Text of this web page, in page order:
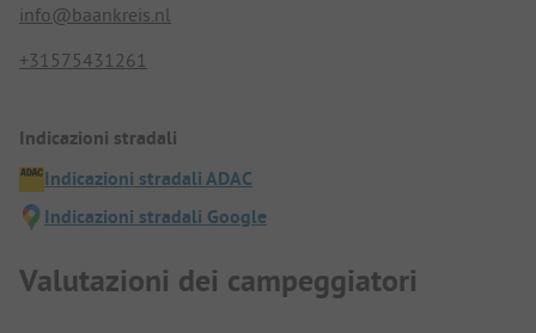
info@baankreis.nl
+31575431261
Indicazioni stradali
Indicazioni stradali ADAC
Indicazioni stradali Google
Valutazioni dei campeggiatori